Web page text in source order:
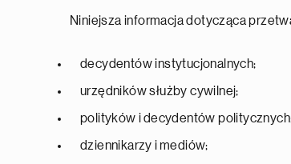
Niniejsza informacja dotycząca
decydentów instytucjonalnych;
urzędników służby cywilnej;
polityków i decydentów
dziennikarzy i mediów;